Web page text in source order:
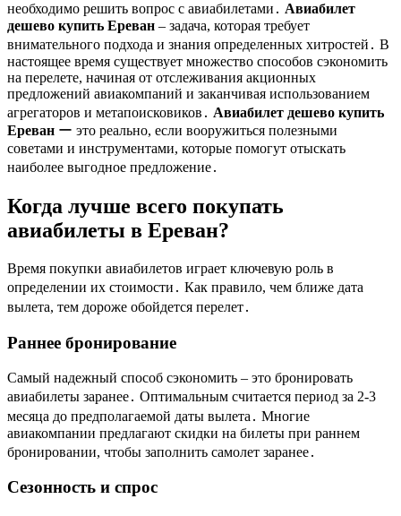
необходимо решить вопрос с авиабилетами․ Авиабилет
дешево купить Ереван – задача, которая требует
внимательного подхода и знания определенных хитростей․ В
настоящее время существует множество способов сэкономить
на перелете, начиная от отслеживания акционных
предложений авиакомпаний и заканчивая использованием
агрегаторов и метапоисковиков․ Авиабилет дешево купить
Ереван ー это реально, если вооружиться полезными
советами и инструментами, которые помогут отыскать
наиболее выгодное предложение․
Когда лучше всего покупать
авиабилеты в Ереван?
Время покупки авиабилетов играет ключевую роль в
определении их стоимости․ Как правило, чем ближе дата
вылета, тем дороже обойдется перелет․
Раннее бронирование
Самый надежный способ сэкономить – это бронировать
авиабилеты заранее․ Оптимальным считается период за 2-3
месяца до предполагаемой даты вылета․ Многие
авиакомпании предлагают скидки на билеты при раннем
бронировании, чтобы заполнить самолет заранее․
Сезонность и спрос